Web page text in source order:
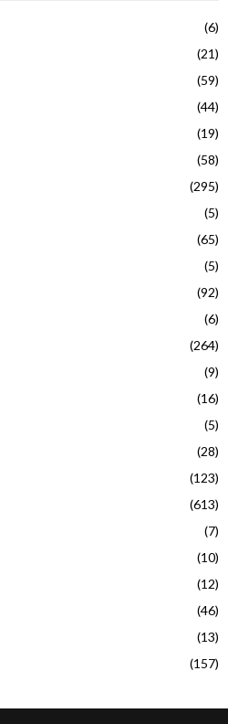
(6)
(21)
(59)
(44)
(19)
(58)
(295)
(5)
(65)
(5)
(92)
(6)
(264)
(9)
(16)
(5)
(28)
(123)
(613)
(7)
(10)
(12)
(46)
(13)
(157)